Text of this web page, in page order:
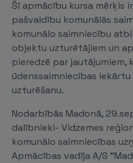
Šī apmācību kursa mērķis
pašvaldību komunālās
komunālo saimniecību
objektu uzturētājiem un
pieredzē par jautājumiem,
ūdenssaimniecības
uzturēšanu.
Nodarbībās Madonā,
dalībnieki- Vidzemes
komunālo saimniecības
Apmācības vadīja A/S